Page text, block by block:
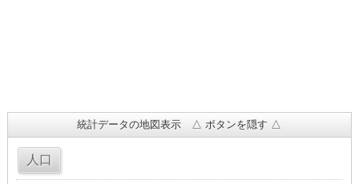
統計データの地図表示 △ ボタンを隠す △